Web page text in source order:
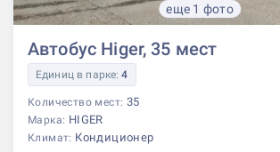
еще 1 фото
Автобус Higer, 35 мест
Единиц в парке:4
Количество мест: 35
Марка: HIGER
Климат: Кондиционер